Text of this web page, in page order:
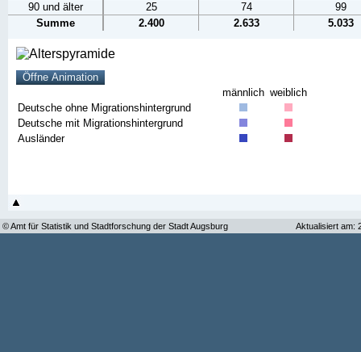
90 und älter
25 74
99
Summe
2.400 2.633 5.033
männlich weiblich
Deutsche ohne Migrationshintergrund
Deutsche mit Migrationshintergrund
Ausländer
© Amt für Statistik und Stadtforschung der Stadt Augsburg Aktualisiert am: